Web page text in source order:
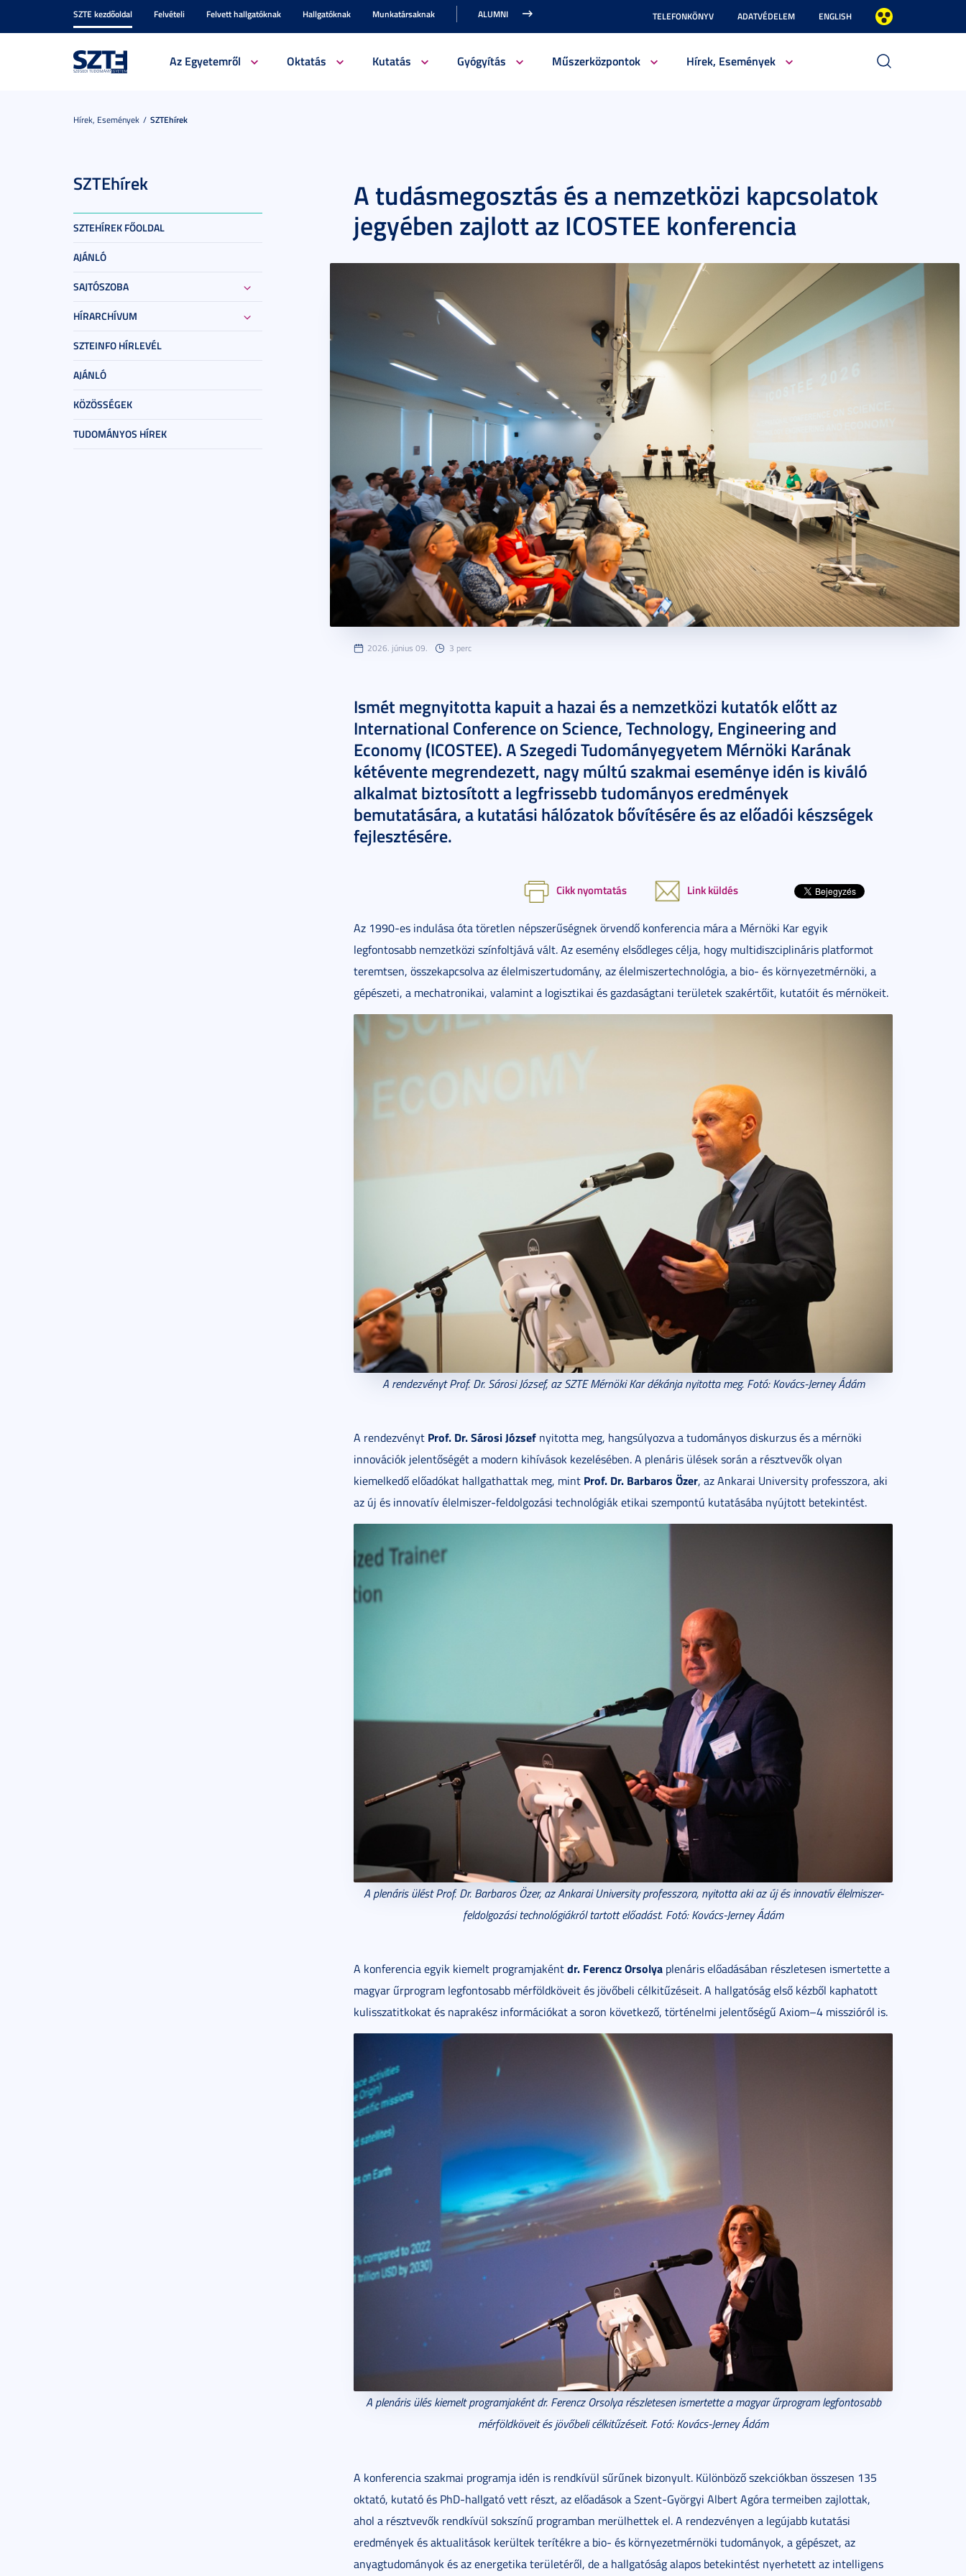
SZTE kezdőoldal Felvételi Felvett hallgatóknak Hallgatóknak Munkatársaknak ALUMNI TELEFONKÖNYV ADATVÉDELEM ENGLISH
Az Egyetemről Oktatás Kutatás Gyógyítás Műszerközpontok Hírek, Események
Hírek, Események SZTEhírek
SZTEhírek
SZTEHÍREK FŐOLDAL
AJÁNLÓ
SAJTÓSZOBA
HÍRARCHÍVUM
SZTEINFO HÍRLEVÉL
AJÁNLÓ
KÖZÖSSÉGEK
TUDOMÁNYOS HÍREK
A tudásmegosztás és a nemzetközi kapcsolatok
jegyében zajlott az ICOSTEE konferencia
2026. június 09. 3 perc
Ismét megnyitotta kapuit a hazai és a nemzetközi kutatók előtt az
International Conference on Science, Technology, Engineering and
Economy (ICOSTEE). A Szegedi Tudományegyetem Mérnöki Karának
kétévente megrendezett, nagy múltú szakmai eseménye idén is kiváló
alkalmat biztosított a legfrissebb tudományos eredmények
bemutatására, a kutatási hálózatok bővítésére és az előadói készségek
fejlesztésére.
Cikk nyomtatás Link küldés
Az 1990-es indulása óta töretlen népszerűségnek örvendő konferencia mára a Mérnöki Kar egyik
legfontosabb nemzetközi színfoltjává vált. Az esemény elsődleges célja, hogy multidiszciplináris platformot
teremtsen, összekapcsolva az élelmiszertudomány, az élelmiszertechnológia, a bio- és környezetmérnöki, a
gépészeti, a mechatronikai, valamint a logisztikai és gazdaságtani területek szakértőit, kutatóit és mérnökeit.
A rendezvényt Prof. Dr. Sárosi József, az SZTE Mérnöki Kar dékánja nyitotta meg. Fotó: Kovács-Jerney Ádám
A rendezvényt Prof. Dr. Sárosi József nyitotta meg, hangsúlyozva a tudományos diskurzus és a mérnöki
innovációk jelentőségét a modern kihívások kezelésében. A plenáris ülések során a résztvevők olyan
kiemelkedő előadókat hallgathattak meg, mint Prof. Dr. Barbaros Özer, az Ankarai University professzora, aki
az új és innovatív élelmiszer-feldolgozási technológiák etikai szempontú kutatásába nyújtott betekintést.
A plenáris ülést Prof. Dr. Barbaros Özer, az Ankarai University professzora, nyitotta aki az új és innovatív élelmiszer-
feldolgozási technológiákról tartott előadást. Fotó: Kovács-Jerney Ádám
A konferencia egyik kiemelt programjakéntdr. Ferencz Orsolya plenáris előadásában részletesen ismertette a
magyar űrprogram legfontosabb mérföldköveit és jövőbeli célkitűzéseit. A hallgatóság első kézből kaphatott
kulisszatitkokat és naprakész információkat a soron következő, történelmi jelentőségű Axiom–4 misszióról is.
A plenáris ülés kiemelt programjaként dr. Ferencz Orsolya részletesen ismertette a magyar űrprogram legfontosabb
mérföldköveit és jövőbeli célkitűzéseit. Fotó: Kovács-Jerney Ádám
A konferencia szakmai programja idén is rendkívül sűrűnek bizonyult. Különböző szekciókban összesen 135
oktató, kutató és PhD-hallgató vett részt, az előadások a Szent-Györgyi Albert Agóra termeiben zajlottak,
ahol a résztvevők rendkívül sokszínű programban merülhettek el. A rendezvényen a legújabb kutatási
eredmények és aktualitások kerültek terítékre a bio- és környezetmérnöki tudományok, a gépészet, az
anyagtudományok és az energetika területéről, de a hallgatóság alapos betekintést nyerhetett az intelligens